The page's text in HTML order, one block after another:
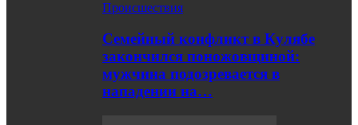
Происшествия
Семейный конфликт в Кулябе
закончился поножовщиной:
мужчина подозревается в
нападении на…